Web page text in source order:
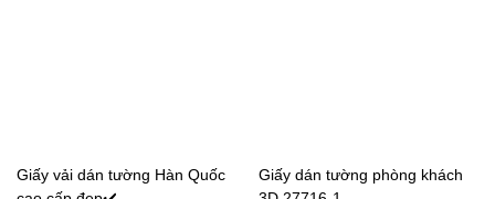
Giấy dán tường phòng
khách màu trơn 77261-2
Giấy dán tường phòng
khách màu trơn 3反
Giấy vải dán tường Hàn Quốc
Giấy dán tường phòng khách